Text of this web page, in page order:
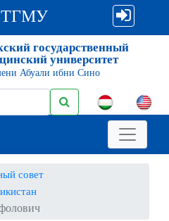
ТГМУ
государственный
университет
Абуали ибни Сино
совет